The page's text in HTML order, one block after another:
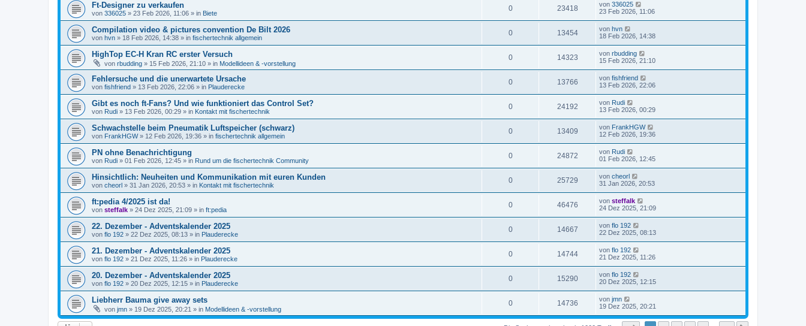
Ft-Designer zu verkaufen
von 336025 » 23 Feb 2026, 11:06 » in Biete
0 23418 von 336025
23 Feb 2026, 11:06
Compilation video & pictures convention De Bilt 2026
von hvn » 18 Feb 2026, 14:38 » in fischertechnik allgemein
0 13454 von hvn
18 Feb 2026, 14:38
HighTop EC-H Kran RC erster Versuch
von rbudding » 15 Feb 2026, 21:10 » in Modellideen & -vorstellung
0 14323 von rbudding
15 Feb 2026, 21:10
Fehlersuche und die unerwartete Ursache
von fishfriend » 13 Feb 2026, 22:06 » in Plauderecke
0 13766 von fishfriend
13 Feb 2026, 22:06
Gibt es noch ft-Fans? Und wie funktioniert das Control Set?
von Rudi » 13 Feb 2026, 00:29 » in Kontakt mit fischertechnik
0 24192 von Rudi
13 Feb 2026, 00:29
Schwachstelle beim Pneumatik Luftspeicher (schwarz)
von FrankHGW» 12 Feb 2026, 19:36 » in fischertechnik allgemein
0 13409 von FrankHGW
12 Feb 2026, 19:36
PN ohne Benachrichtigung
von Rudi » 01 Feb 2026, 12:45 » in Rund um die fischertechnik Community
0 24872 von Rudi
01 Feb 2026, 12:45
Hinsichtlich: Neuheiten und Kommunikation mit euren Kunden
von cheorl » 31 Jan 2026, 20:53 » in Kontakt mit fischertechnik
0 25729 von cheorl
31 Jan 2026, 20:53
ft:pedia 4/2025 ist da!
von steffalk » 24 Dez 2025, 21:09 » in ft:pedia
0 46476 von steffalk
24 Dez 2025, 21:09
22. Dezember - Adventskalender 2025
von flo 192 » 22 Dez 2025, 08:13 » in Plauderecke
0 14667 von flo 192
22 Dez 2025, 08:13
21. Dezember - Adventskalender 2025
von flo 192 » 21 Dez 2025, 11:26 » in Plauderecke
0 14744 von flo 192
21 Dez 2025, 11:26
20. Dezember - Adventskalender 2025
von flo 192 » 20 Dez 2025, 12:15 » in Plauderecke
0 15290 von flo 192
20 Dez 2025, 12:15
Liebherr Bauma give away sets
von jmn » 19 Dez 2025, 20:21 » in Modellideen & -vorstellung
0 14736 von jmn
19 Dez 2025, 20:21